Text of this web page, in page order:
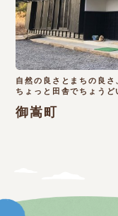
自然の良さとまちの良
ちょっと田舎でちょうど
御嵩町